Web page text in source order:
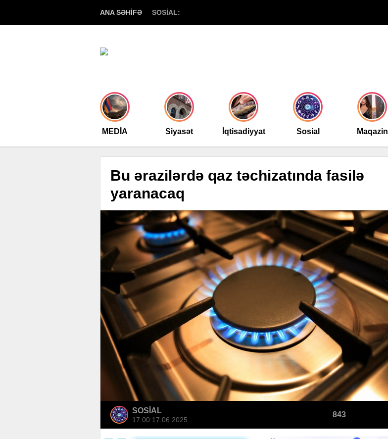
ANA SƏHİFƏ SOSİAL:
MEDİA Siyasət İqtisadiyyat Sosial Maqazin
Bu ərazilərdə qaz təchizatında fasilə
yaranacaq
SOSİAL
17:00 17.06.2025
843